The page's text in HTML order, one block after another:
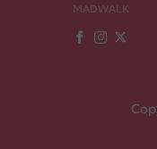
MADWALK